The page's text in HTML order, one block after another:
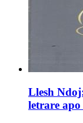
Llesh
letrare apo